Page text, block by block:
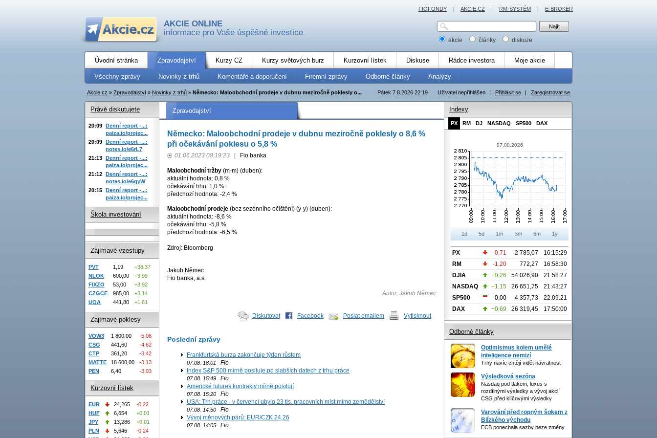
AKCIE ONLINE
informace pro Vaše úspěšné investice
akcie články diskuze
Úvodní stránka Zpravodajství Kurzy CZ Kurzy světových burz Kurzovní lístek Diskuse Rádce investora Moje akcie
Všechny zprávy Novinky z trhů Komentáře a doporučení Firemní zprávy Odborné články Analýzy
Uživatel nepřihlášen | Přihlásit se | Zaregistrovat se
Pátek 7.8.2026 22:19
Akcie.cz » Zpravodajství » Novinky z trhů » Německo: Maloobchodní prodeje v dubnu meziročně poklesly o...
Zpravodajství
Německo: Maloobchodní prodeje v dubnu meziročně poklesly o 8,6 %
při očekávání poklesu o 5,8 %
01.06.2023 08:19:23 Fio banka
Maloobchodní tržby (m-m) (duben):
aktuální hodnota: 0,8 %
očekávání trhu: 1,0 %
předchozí hodnota: -2,4 %
Maloobchodní prodeje (bez sezónního očištění) (y-y) (duben):
aktuální hodnota: -8,6 %
očekávání trhu: -5,8 %
předchozí hodnota: -6,5 %
Zdroj: Bloomberg
Jakub Němec
Fio banka, a.s.
Autor: Jakub Němec
Diskutovat Facebook Poslat emailem Vytisknout
Poslední zprávy
Frankfurtská burza zakončuje týden růstem
07.08. 18:01
Fio
Index S&P 500 mírně posiluje po slabších datech z trhu práce
07.08. 15:49 Fio
Americké futures kontrakty mírně posilují
07.08. 15:20 Fio
USA: Trh práce - v červenci ubylo 23 tis. pracovních míst mimo zemědělství
07.08. 14:50 Fio
Vývoj měnových párů: EUR/CZK 24,26
07.08. 14:05 Fio
Právě diskutujete
20:09 Denní report -...:
paiza.io/projec...
20:09 Denní report -...:
notes.io/e6rL7
21:13 Denní report -...:
paiza.io/projec...
21:12 Denní report -...:
notes.io/e6qyW
20:15 Denní report -...:
paiza.io/projec...
Škola investování
Zajímavé vzestupy
PVT 1,19
+38,37
NLOK
600,00
+3,99
FIXZO
53,00
+3,92
CZGCE
985,00
+3,14
UQA
441,80 +1,61
Zajímavé poklesy
VOW3 1 800,00
-5,06
CSG
441,60
-4,62
CTP
361,20
-3,42
MATTE
18 600,00
-3,13
PEN
6,40 -3,03
Kurzovní lístek
EUR 24,265
-0,22
HUF
6,654
+0,01
JPY
13,286
+0,01
PLN
5,646
-0,24
Indexy
PX RM DJ NASDAQ SP500 DAX
07.08.2026
1d 5d 1m 3m 6m 1y
PX -0,71 2 785,07
16:15:29
RM
-1,20 772,27
16:58:30
DJIA
+0,26 54 026,90
21:58:27
NASDAQ
+1,15 26 651,75
21:43:27
SP500
0,00 4 357,73
22.09.21
DAX
+0,69 26 319,45 17:50:00
Odborné články
Optimismus kolem umělé
inteligence nemizí
Trhy navíc chtějí vidět návratnost
Výsledková sezóna
Nasdaq pod tlakem, luxus s
rozdílnými výsledky a vývoj akcií
CSG před klíčovými výsledky
Varování před ropným šokem z
Blízkého východu
ECB ponechala sazby beze změny
FIOFONDY | AKCIE.CZ | RM-SYSTÉM | E-BROKER